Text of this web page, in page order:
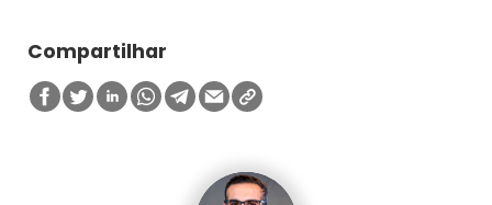
Compartilhar